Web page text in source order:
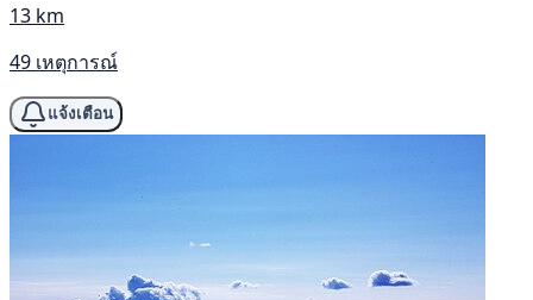
13 km
49 เหตุการณ์
แจ้งเตือน